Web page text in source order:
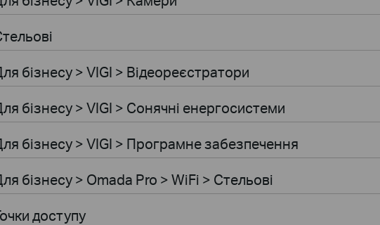
бiзнесу > VIGI > Відеореєстратори
бiзнесу > VIGI > Сонячні енергосистеми
бiзнесу > VIGI > Програмне забезпечення
бiзнесу > Omada Pro > WiFi > Стельові
доступу